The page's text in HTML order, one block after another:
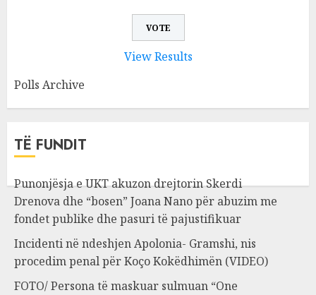
View Results
Polls Archive
TË FUNDIT
Punonjësja e UKT akuzon drejtorin Skerdi
Drenova dhe “bosen” Joana Nano për abuzim me
fondet publike dhe pasuri të pajustifikuar
Incidenti në ndeshjen Apolonia- Gramshi, nis
procedim penal për Koço Kokëdhimën (VIDEO)
FOTO/ Persona të maskuar sulmuan “One